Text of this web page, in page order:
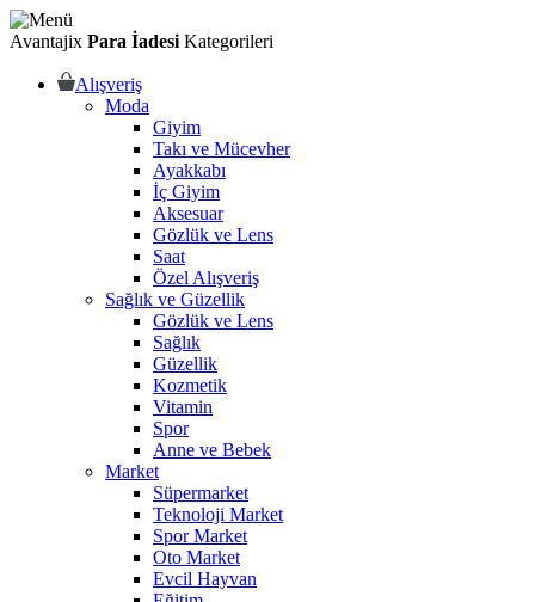
Avantajix Para İadesi Kategorileri
Alışveriş
Moda
Giyim
Takı ve Mücevher
Ayakkabı
İç Giyim
Aksesuar
Gözlük ve Lens
Saat
Özel Alışveriş
Sağlık ve Güzellik
Gözlük ve Lens
Sağlık
Güzellik
Kozmetik
Vitamin
Spor
Anne ve Bebek
Market
Süpermarket
Teknoloji Market
Spor Market
Oto Market
Evcil Hayvan